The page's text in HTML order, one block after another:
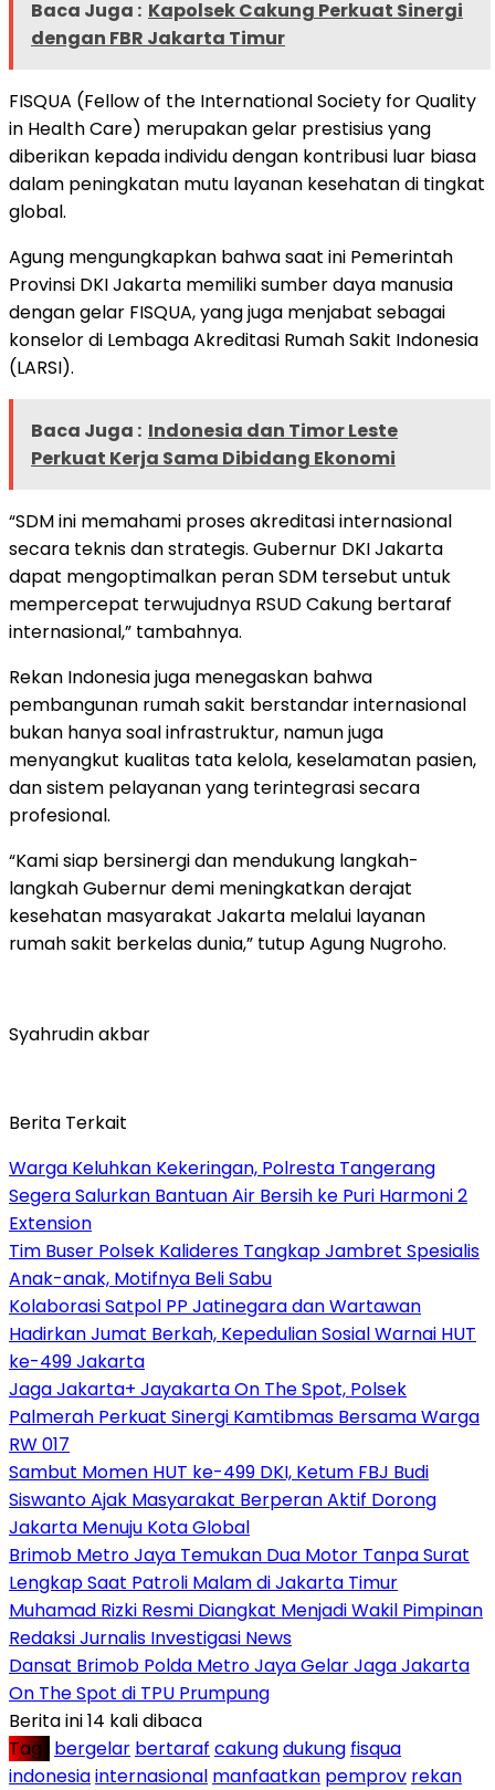
Baca Juga : Kapolsek Cakung Perkuat Sinergi
dengan FBR Jakarta Timur
FISQUA (Fellow of the International Society for Quality
in Health Care) merupakan gelar prestisius yang
diberikan kepada individu dengan kontribusi luar biasa
dalam peningkatan mutu layanan kesehatan di tingkat
global.
Agung mengungkapkan bahwa saat ini Pemerintah
Provinsi DKI Jakarta memiliki sumber daya manusia
dengan gelar FISQUA, yang juga menjabat sebagai
konselor di Lembaga Akreditasi Rumah Sakit Indonesia
(LARSI).
Baca Juga : Indonesia dan Timor Leste
Perkuat Kerja Sama Dibidang Ekonomi
“SDM ini memahami proses akreditasi internasional
secara teknis dan strategis. Gubernur DKI Jakarta
dapat mengoptimalkan peran SDM tersebut untuk
mempercepat terwujudnya RSUD Cakung bertaraf
internasional,” tambahnya.
Rekan Indonesia juga menegaskan bahwa
pembangunan rumah sakit berstandar internasional
bukan hanya soal infrastruktur, namun juga
menyangkut kualitas tata kelola, keselamatan pasien,
dan sistem pelayanan yang terintegrasi secara
profesional.
“Kami siap bersinergi dan mendukung langkah-
langkah Gubernur demi meningkatkan derajat
kesehatan masyarakat Jakarta melalui layanan
rumah sakit berkelas dunia,” tutup Agung Nugroho.
Syahrudin akbar
Berita Terkait
Warga Keluhkan Kekeringan, Polresta Tangerang
Segera Salurkan Bantuan Air Bersih ke Puri Harmoni 2
Extension
Tim Buser Polsek Kalideres Tangkap Jambret Spesialis
Anak-anak, Motifnya Beli Sabu
Kolaborasi Satpol PP Jatinegara dan Wartawan
Hadirkan Jumat Berkah, Kepedulian Sosial Warnai HUT
ke-499 Jakarta
Jaga Jakarta+ Jayakarta On The Spot, Polsek
Palmerah Perkuat Sinergi Kamtibmas Bersama Warga
RW 017
Sambut Momen HUT ke-499 DKI, Ketum FBJ Budi
Siswanto Ajak Masyarakat Berperan Aktif Dorong
Jakarta Menuju Kota Global
Brimob Metro Jaya Temukan Dua Motor Tanpa Surat
Lengkap Saat Patroli Malam di Jakarta Timur
Muhamad Rizki Resmi Diangkat Menjadi Wakil Pimpinan
Redaksi Jurnalis Investigasi News
Dansat Brimob Polda Metro Jaya Gelar Jaga Jakarta
On The Spot di TPU Prumpung
Berita ini 14 kali dibaca
Tag : bergelar bertaraf cakungdukung fisqua
indonesiainternasional manfaatkan pemprov rekan